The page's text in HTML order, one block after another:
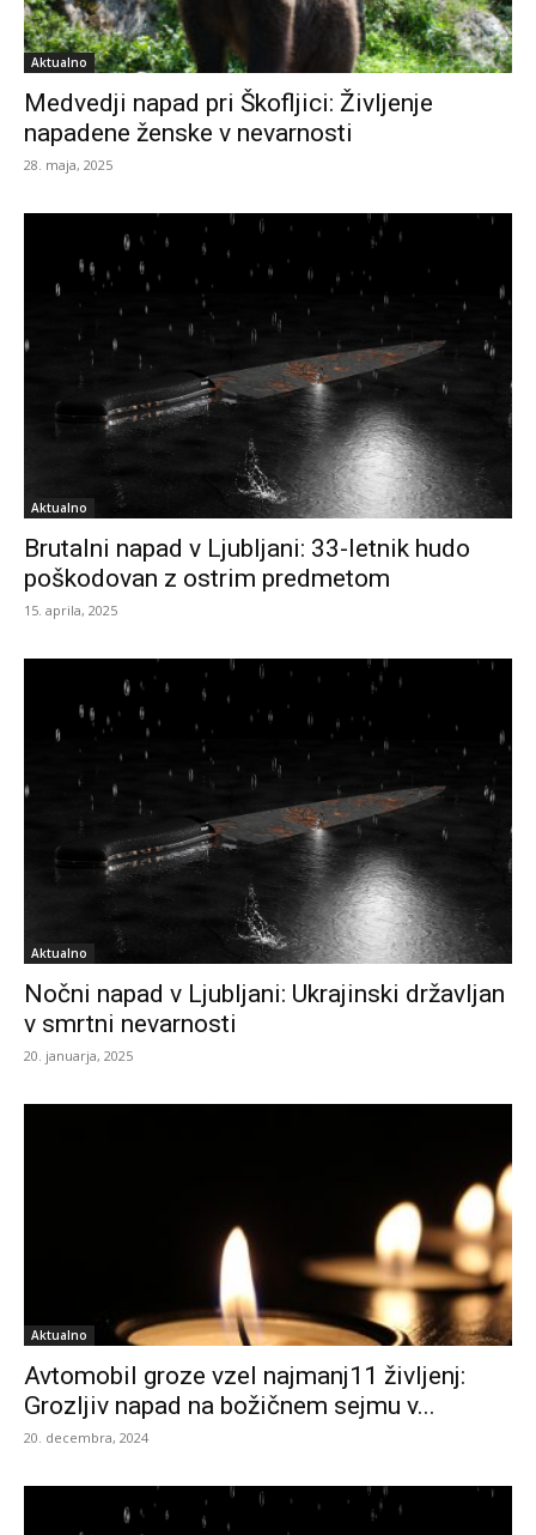
Aktualno
Medvedji napad pri Škofljici: Življenje
napadene ženske v nevarnosti
28. maja, 2025
Aktualno
Brutalni napad v Ljubljani: 33-letnik hudo
poškodovan z ostrim predmetom
15. aprila, 2025
Aktualno
Nočni napad v Ljubljani: Ukrajinski državljan
v smrtni nevarnosti
20. januarja, 2025
Aktualno
Avtomobil groze vzel najmanj11 življenj:
Grozljiv napad na božičnem sejmu v...
20. decembra, 2024